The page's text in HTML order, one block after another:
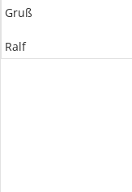
Gruß
Ralf